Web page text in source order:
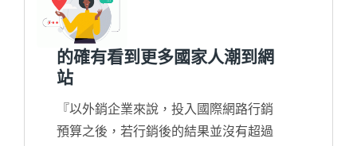
誤判了客戶的實際急切想要的內容，這
是...
的確有看到更多國家人潮到網
站
『以外銷企業來說，投入國際網路行銷
預算之後，若行銷後的結果並沒有超過